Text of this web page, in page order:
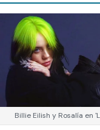
Billie Eilish y Rosalía en